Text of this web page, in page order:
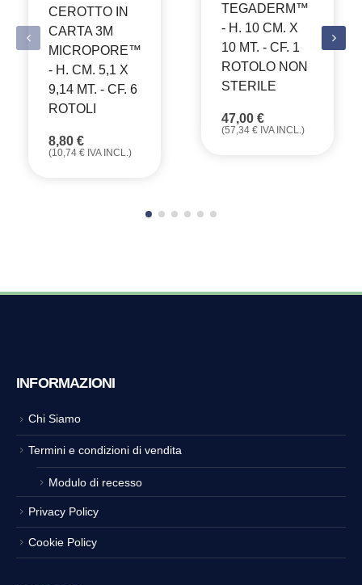
CEROTTO IN
CARTA 3M
MICROPORE™
- H. CM. 5,1 X
9,14 MT. - CF. 6
ROTOLI
8,80 €
(10,74 € IVA INCL.)
TEGADERM™
- H. 10 CM. X
10 MT. - CF. 1
ROTOLO NON
STERILE
47,00 €
(57,34 € IVA INCL.)
INFORMAZIONI
Chi Siamo
Termini e condizioni di vendita
Modulo di recesso
Privacy Policy
Cookie Policy